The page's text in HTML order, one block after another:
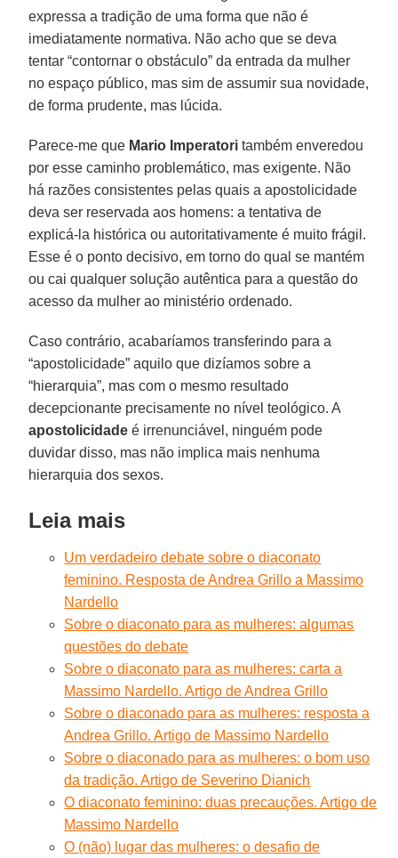
expressa a tradição de uma forma que não é
imediatamente normativa. Não acho que se deva
tentar “contornar o obstáculo” da entrada da mulher
no espaço público, mas sim de assumir sua novidade,
de forma prudente, mas lúcida.
Parece-me que Mario Imperatori também enveredou
por esse caminho problemático, mas exigente. Não
há razões consistentes pelas quais a apostolicidade
deva ser reservada aos homens: a tentativa de
explicá-la histórica ou autoritativamente é muito frágil.
Esse é o ponto decisivo, em torno do qual se mantém
ou cai qualquer solução autêntica para a questão do
acesso da mulher ao ministério ordenado.
Caso contrário, acabaríamos transferindo para a
“apostolicidade” aquilo que dizíamos sobre a
“hierarquia”, mas com o mesmo resultado
decepcionante precisamente no nível teológico. A
apostolicidade é irrenunciável, ninguém pode
duvidar disso, mas não implica mais nenhuma
hierarquia dos sexos.
Leia mais
Um verdadeiro debate sobre o diaconato
feminino. Resposta de Andrea Grillo a Massimo
Nardello
Sobre o diaconato para as mulheres: algumas
questões do debate
Sobre o diaconato para as mulheres: carta a
Massimo Nardello. Artigo de Andrea Grillo
Sobre o diaconado para as mulheres: resposta a
Andrea Grillo. Artigo de Massimo Nardello
Sobre o diaconado para as mulheres: o bom uso
da tradição. Artigo de Severino Dianich
O diaconato feminino: duas precauções. Artigo de
Massimo Nardello
O (não) lugar das mulheres: o desafio de